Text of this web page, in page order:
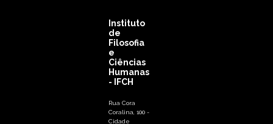
Instituto
de
Filosofia
e
Ciências
Humanas
- IFCH
Rua Cora
Coralina, 100 -
Cidade